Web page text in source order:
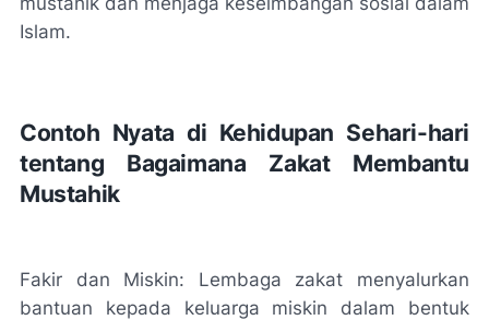
Islam.
Contoh Nyata di Kehidupan Sehari-hari
tentang Bagaimana Zakat Membantu
Mustahik
Fakir dan Miskin: Lembaga zakat menyalurkan
bantuan kepada keluarga miskin dalam bentuk